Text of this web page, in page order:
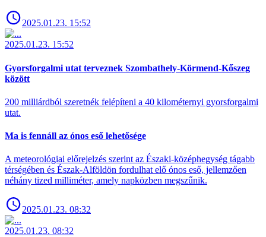
2025.01.23. 15:52
2025.01.23. 15:52
Gyorsforgalmi utat terveznek Szombathely-Körmend-Kőszeg
között
200 milliárdból szeretnék felépíteni a 40 kilométernyi gyorsforgalmi
utat.
Ma is fennáll az ónos eső lehetősége
A meteorológiai előrejelzés szerint az Északi-középhegység tágabb
térségében és Észak-Alföldön fordulhat elő ónos eső, jellemzően
néhány tized milliméter, amely napközben megszűnik.
2025.01.23. 08:32
2025.01.23. 08:32